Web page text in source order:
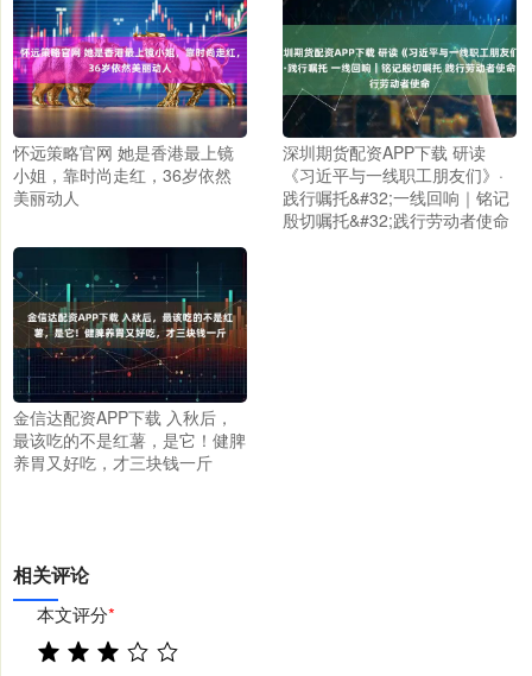
怀远策略官网 她是香港最上镜
小姐，靠时尚走红，36岁依然
美丽动人
深圳期货配资APP下载 研读
《习近平与一线职工朋友们》·
践行嘱托&#32;一线回响｜铭记
殷切嘱托&#32;践行劳动者使命
金信达配资APP下载 入秋后，
最该吃的不是红薯，是它！健脾
养胃又好吃，才三块钱一斤
相关评论
本文评分*